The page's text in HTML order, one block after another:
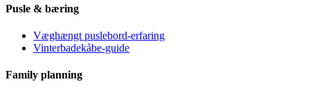
Pusle & bæring
Væghængt puslebord-erfaring
Vinterbadekåbe-guide
Family planning